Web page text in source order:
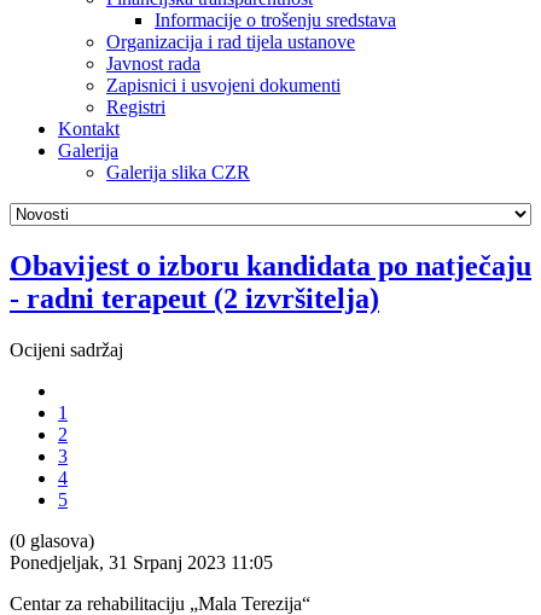
Informacije o trošenju sredstava
Organizacija i rad tijela ustanove
Javnost rada
Zapisnici i usvojeni dokumenti
Registri
Kontakt
Galerija
Galerija slika CZR
Obavijest o izboru kandidata po natječaju
- radni terapeut (2 izvršitelja)
Ocijeni sadržaj
1
2
3
4
5
(0 glasova)
Ponedjeljak, 31 Srpanj 2023 11:05
Centar za rehabilitaciju „Mala Terezija“